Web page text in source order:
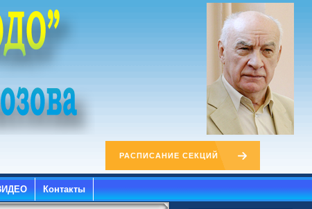
РАСПИСАНИЕ СЕКЦИЙ
Контакты